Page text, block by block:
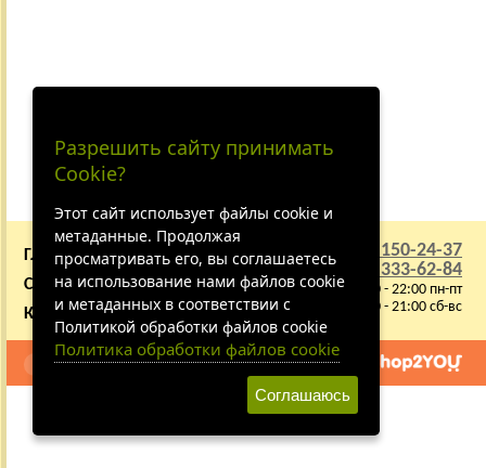
+7 (495) 150-24-37
8 (800) 333-62-84
9:00 - 22:00 пн-пт
10:00 - 21:00 сб-вс
ГЛАВНАЯ
О КОМПАНИИ
СОТРУДНИЧЕСТВО
ВАКАНСИИ
КАРТА САЙТА
Создано
Полная версия сайта
Разрешить сайту принимать
Cookie?
Этот сайт использует файлы cookie и
метаданные. Продолжая
просматривать его, вы соглашаетесь
на использование нами файлов cookie
и метаданных в соответствии с
Политикой обработки файлов cookie
Политика обработки файлов cookie
Соглашаюсь